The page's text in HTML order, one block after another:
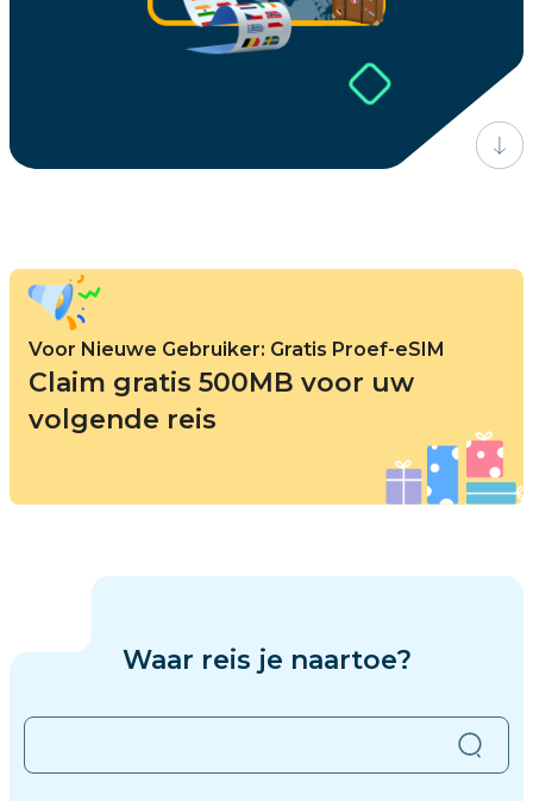
Voor Nieuwe Gebruiker: Gratis Proef-eSIM
Claim gratis 500MB voor uw
volgende reis
Waar reis je naartoe?